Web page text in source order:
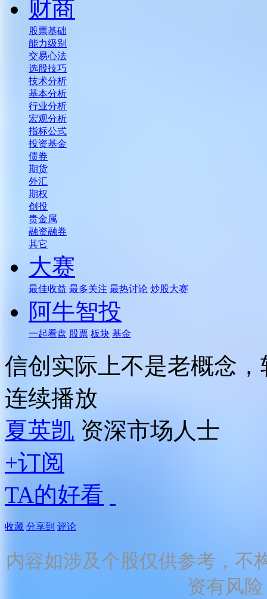
财商
股票基础
能力级别
交易心法
选股技巧
技术分析
基本分析
行业分析
宏观分析
指标公式
投资基金
债券
期货
外汇
期权
创投
贵金属
融资融券
其它
大赛
最佳收益 最多关注 最热讨论 炒股大赛
阿牛智投
一起看盘 股票 板块 基金
信创实际上不是老概念
连续播放
夏英凯 资深市场人士
+订阅
TA的好看
收藏 分享到 评论
内容如涉及个股仅供参考，不
资有风